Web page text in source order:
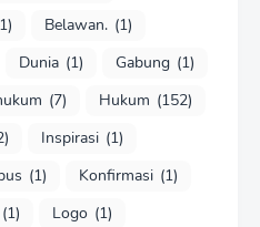
Belawan. (1)
Dunia (1) Gabung (1)
(7) Hukum (152)
Inspirasi (1)
(1) Konfirmasi (1)
(1) Logo (1)